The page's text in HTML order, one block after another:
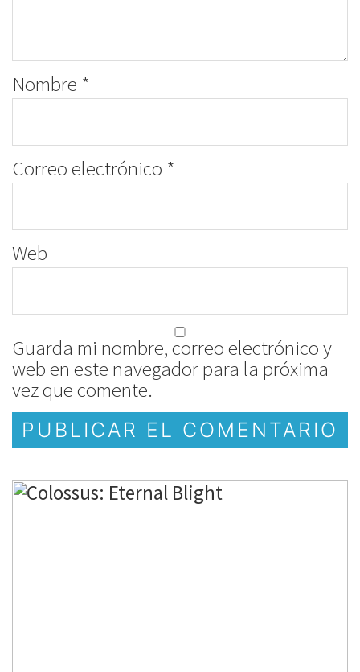
Nombre *
Correo electrónico *
Web
Guarda mi nombre, correo electrónico y
web en este navegador para la próxima
vez que comente.